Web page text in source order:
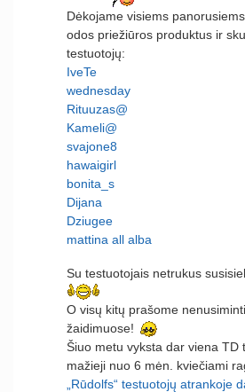
Dėkojame visiems
odos priežiūros produktus ir
testuotojų:
IveTe
wednesday
Rituuzas@
Kameli@
svajone8
hawaigirl
bonita_s
Dijana
Dziugee
mattina all alba
Su testuotojais netrukus
O visų kitų prašome
žaidimuose!
Šiuo metu vyksta dar viena TD
mažieji nuo 6 mėn. kviečiami
„Rūdolfs“ testuotojų atrankoje